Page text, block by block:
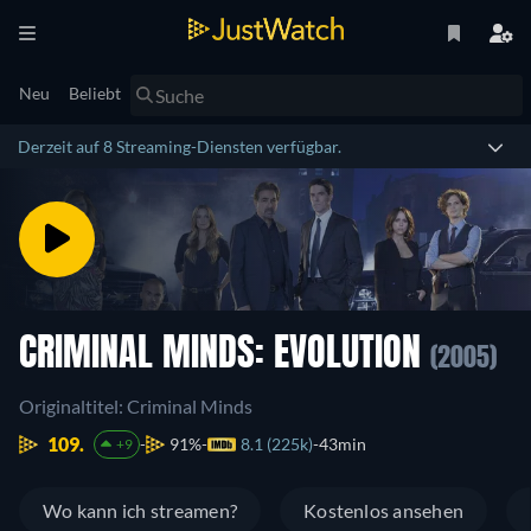
Neu Beliebt
Derzeit auf 8 Streaming-Diensten verfügbar.
CRIMINAL MINDS: EVOLUTION (2005)
Originaltitel: Criminal Minds
109.
+9 91% 8.1 (225k) 43min
Wo kann ich streamen? Kostenlos ansehen